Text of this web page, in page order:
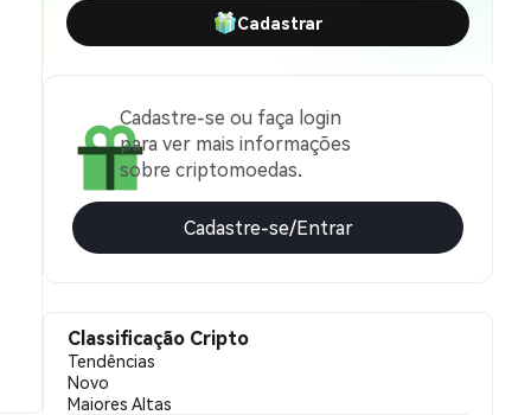
Cadastrar
Cadastre-se ou faça login
para ver mais informações
sobre criptomoedas.
Cadastre-se/Entrar
Classificação Cripto
Tendências
Novo
Maiores Altas